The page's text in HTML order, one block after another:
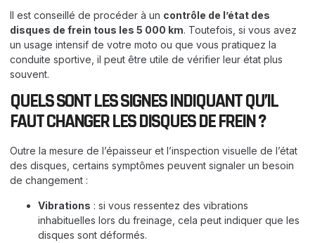
Il est conseillé de procéder à un contrôle de l’état des
disques de frein tous les 5 000 km. Toutefois, si vous avez
un usage intensif de votre moto ou que vous pratiquez la
conduite sportive, il peut être utile de vérifier leur état plus
souvent.
QUELS SONT LES SIGNES INDIQUANT QU’IL
FAUT CHANGER LES DISQUES DE FREIN ?
Outre la mesure de l’épaisseur et l’inspection visuelle de l’état
des disques, certains symptômes peuvent signaler un besoin
de changement :
Vibrations : si vous ressentez des vibrations
inhabituelles lors du freinage, cela peut indiquer que les
disques sont déformés.